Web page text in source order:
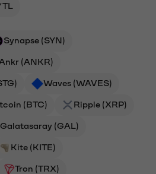
TL
Synapse (SYN)
(ANKR)
Waves (WAVES)
(BTC) Ripple (XRP)
Galatasaray (GAL)
Kite (KITE)
Tron (TRX)